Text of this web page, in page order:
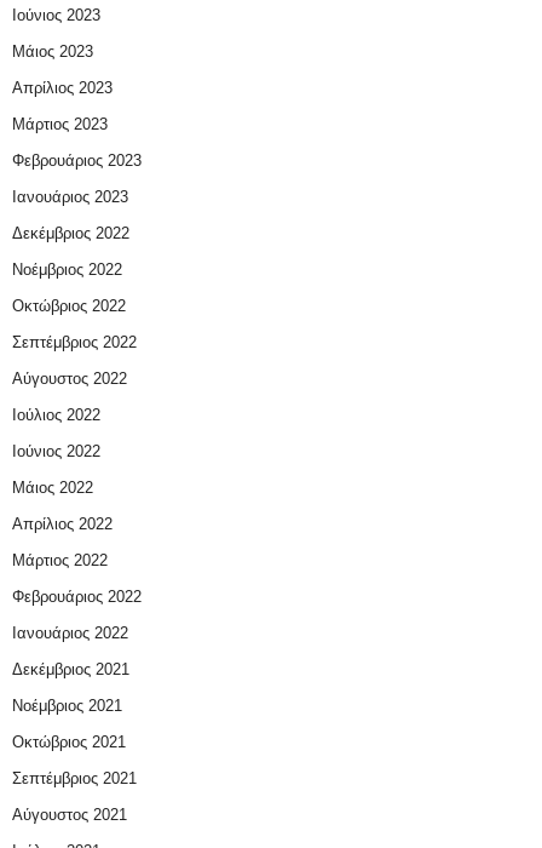
Ιούνιος 2023
Μάιος 2023
Απρίλιος 2023
Μάρτιος 2023
Φεβρουάριος 2023
Ιανουάριος 2023
Δεκέμβριος 2022
Νοέμβριος 2022
Οκτώβριος 2022
Σεπτέμβριος 2022
Αύγουστος 2022
Ιούλιος 2022
Ιούνιος 2022
Μάιος 2022
Απρίλιος 2022
Μάρτιος 2022
Φεβρουάριος 2022
Ιανουάριος 2022
Δεκέμβριος 2021
Νοέμβριος 2021
Οκτώβριος 2021
Σεπτέμβριος 2021
Αύγουστος 2021